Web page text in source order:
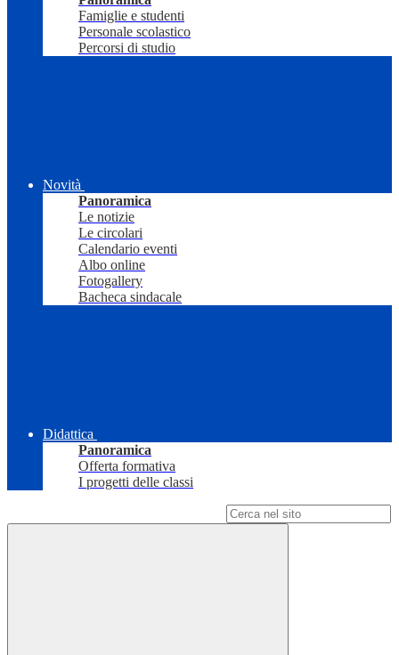
Famiglie e studenti
Personale scolastico
Percorsi di studio
Novità
Panoramica
Le notizie
Le circolari
Calendario eventi
Albo online
Fotogallery
Bacheca sindacale
Didattica
Panoramica
Offerta formativa
I progetti delle classi